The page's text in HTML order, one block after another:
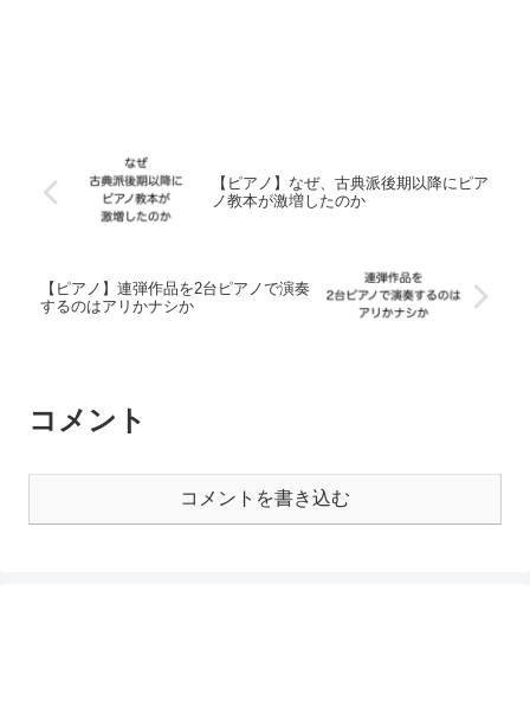
【ピアノ】なぜ、古典派後期以降にピア
ノ教本が激増したのか
【ピアノ】連弾作品を2台ピアノで演奏
するのはアリかナシか
コメント
コメントを書き込む